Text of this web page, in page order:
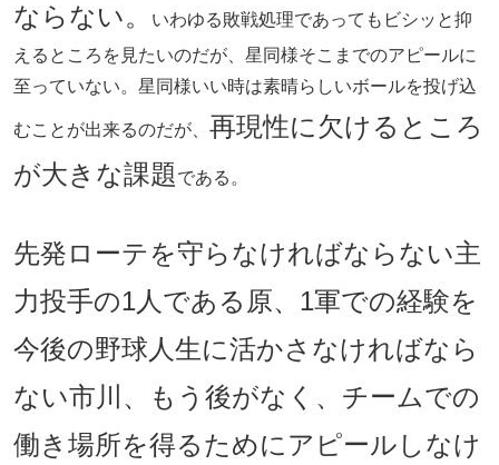
ならない。
いわゆる敗戦処理であってもビシッと抑
えるところを見たいのだが、星同様そこまでのアピールに
至っていない。星同様いい時は素晴らしいボールを投げ込
むことが出来るのだが、 再現性に欠けるところ
が大きな課題である。
先発ローテを守らなければならない主
力投手の1人である原、1軍での経験を
今後の野球人生に活かさなければなら
ない市川、もう後がなく、チームでの
働き場所を得るためにアピールしなけ